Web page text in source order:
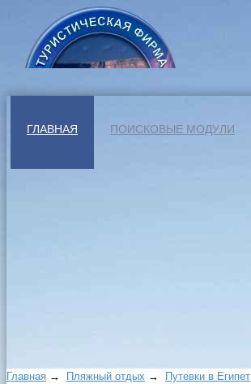
ГЛАВНАЯ ПОИСКОВЫЕ МОДУЛИ
Главная → Пляжный отдых → Путевки в Египет